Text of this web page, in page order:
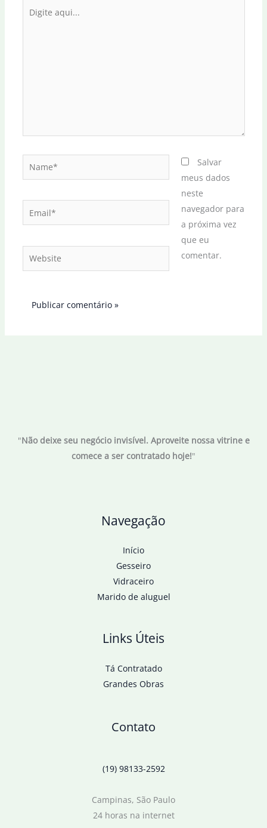
aqui...
Name*
Email*
Website
Salvar
meus dados
neste
navegador para
a próxima vez
que eu
comentar.
"Não deixe seu negócio invisível. Aproveite nossa vitrine e
comece a ser contratado hoje!"
Navegação
Início
Gesseiro
Vidraceiro
Marido de aluguel
Links Úteis
Tá Contratado
Grandes Obras
Contato
(19) 98133-2592
Campinas, São Paulo
24 horas na internet